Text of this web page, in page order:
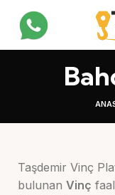
Taşdemir Vinç
bulunan Vinç